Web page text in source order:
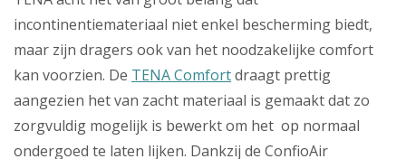
incontinentiemateriaal niet enkel bescherming biedt,
maar zijn dragers ook van het noodzakelijke comfort
kan voorzien. De TENA Comfortdraagt prettig
aangezien het van zacht materiaal is gemaakt dat zo
zorgvuldig mogelijk is bewerkt om het op normaal
ondergoed te laten lijken. Dankzij de ConfioAir